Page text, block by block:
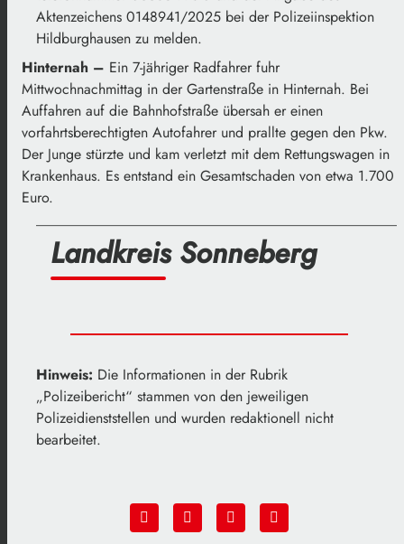
Aktenzeichens 0148941/2025 bei der Polizeiinspektion
Hildburghausen zu melden.
Hinternah – Ein 7-jähriger Radfahrer fuhr
Mittwochnachmittag in der Gartenstraße in Hinternah. Bei
Auffahren auf die Bahnhofstraße übersah er einen
vorfahrtsberechtigten Autofahrer und prallte gegen den Pkw.
Der Junge stürzte und kam verletzt mit dem Rettungswagen in
Krankenhaus. Es entstand ein Gesamtschaden von etwa 1.700
Euro.
Landkreis Sonneberg
Hinweis: Die Informationen in der Rubrik
„Polizeibericht“ stammen von den jeweiligen
Polizeidienststellen und wurden redaktionell nicht
bearbeitet.